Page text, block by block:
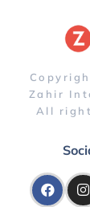
Zahir
All